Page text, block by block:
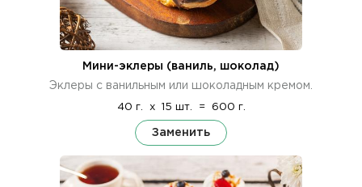
Мини-эклеры (ваниль, шоколад)
Эклеры с ванильным или шоколадным кремом.
40 г. x 15 шт. = 600 г.
Заменить